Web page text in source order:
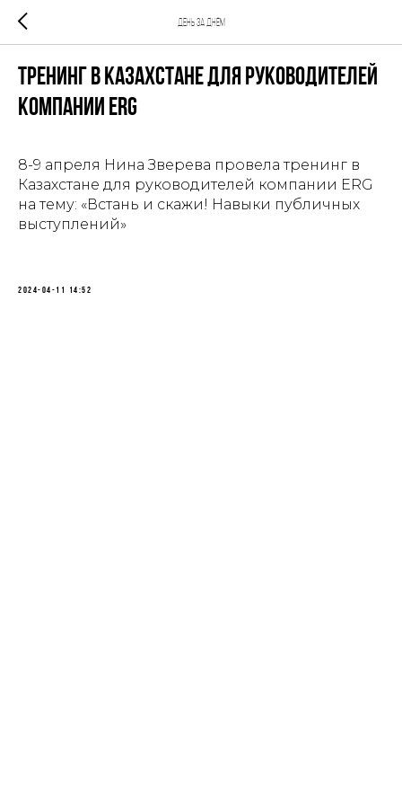
ДЕНЬ ЗА ДНЁМ
Тренинг в Казахстане для руководителей
компании ERG
8-9 апреля Нина Зверева провела тренинг в
Казахстане для руководителей компании ERG
на тему: «Встань и скажи! Навыки публичных
выступлений»
2024-04-11 14:52